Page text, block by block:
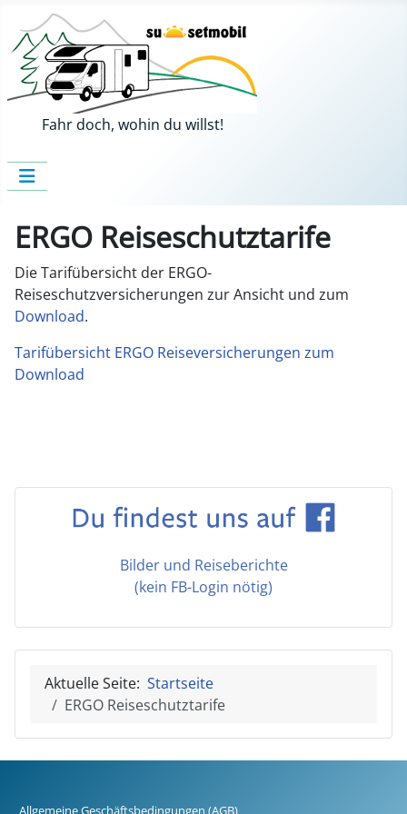
Fahr doch, wohin du willst!
ERGO Reiseschutztarife
Die Tarifübersicht der ERGO-
Reiseschutzversicherungen zur Ansicht und zum
Download.
Tarifübersicht ERGO Reiseversicherungen zum
Download
Bilder und Reiseberichte
(kein FB-Login nötig)
Aktuelle Seite: Startseite
ERGO Reiseschutztarife